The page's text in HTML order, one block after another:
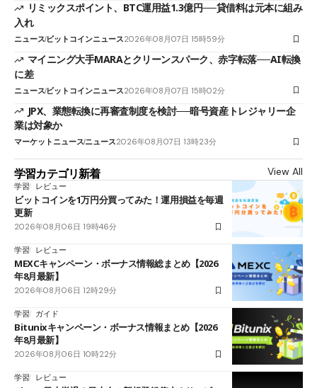
リミックスポイント、BTC運用益1.3億円──貸借料は元本に組み
入れ
ニュースビットコインニュース2026年08月07日 15時59分
マイニング大手MARAとクリーンスパーク、赤字転落──AI転換
に差
ニュースビットコインニュース2026年08月07日 15時02分
JPX、業態転換に再審査制度を検討──暗号資産トレジャリー企
業は対象か
マーケットニュースニュース2026年08月07日 13時23分
学習カテゴリ新着 View All
学習 レビュー
ビットコインを1万円分買ってみた！運用損益を毎週
更新
2026年08月06日 19時46分
学習 レビュー
MEXCキャンペーン・ボーナス情報総まとめ【2026
年8月最新】
2026年08月06日 12時29分
学習 ガイド
Bitunixキャンペーン・ボーナス情報まとめ【2026
年8月最新】
2026年08月06日 10時22分
学習 レビュー